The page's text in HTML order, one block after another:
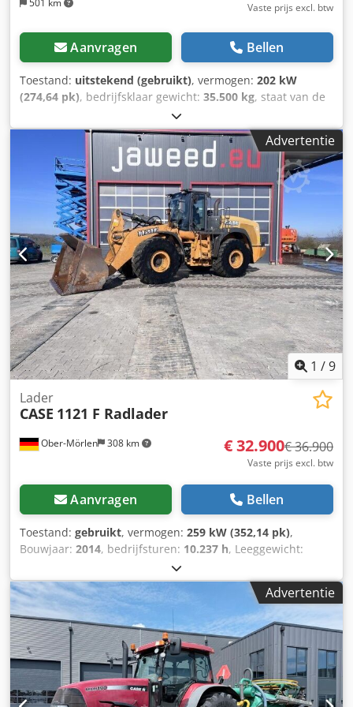
501 km
Vaste prijs excl. btw
Aanvragen Bellen
Toestand: uitstekend (gebruikt), vermogen: 202 kW
(274,64 pk), bedrijfsklaar gewicht: 35.500 kg, staat van de
2006, bedrijfsturen:
Uitrusting:airconditioning, CASE CX330 Bouwjaar: 2006
Bedrijfstijden: 9.139 uur Gesloten cabine Dodpjzp Rm Rjfx
Abiskr Airconditioning Radio Centrale smering Standaard
giek Steel: 3,30 m Volledige hydraulische leidingen (voor
hamer, grijper, schaar) Snelwisselsysteem OQ80 1x bak –
800 mm breed 1x grijper – functioneert, maar heeft
reparatie nodig Onderstel in goede staat, circa 70% over
Bodemplaten 600 mm breed Isuzu motor met 202 kW CE-
keuring Transportafmetingen: 10,8 x 3 x 3,40 m
Bedrijfsgewicht: 35,5 ton.
Advertentie
1 /9
Ober-Mörlen 308 km
Lader
CASE 1121 F Radlader
€ 32.900€ 36.900
Vaste prijs excl. btw
Aanvragen Bellen
Toestand: gebruikt, vermogen: 259 kW (352,14 pk),
Bouwjaar: 2014, bedrijfsturen: 10.237 h, Leeggewicht:
27.024 kg Neem contact op met Emal Jaweed voor meer
informatie. Wiellader, Case 1121F, bouwjaar 2014,
bedrijfsuren: 10.237 h, lengte: 8.960 mm, breedte: 2.990
mm, hoogte: 3.570 mm, maximaal toegestaan
totaalgewicht: 27.024 kg, motor: Case, motorvermogen: 239
kW, airconditioning, weegsysteem, extra hydraulica,
achteruitrijcamera, automatische smering, bakafmetingen:
lengte: 1.800 mm, breedte: 3.000 mm, hoogte: 1.750 mm,
video beschikbaar. Overig: * Wij bieden meer dan 200
Advertentie